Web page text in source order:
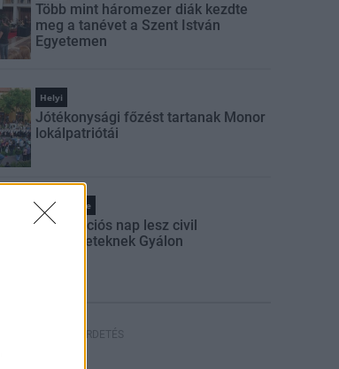
Több mint háromezer diák kezdte
meg a tanévet a Szent István
Egyetemen
Helyi
Jótékonysági főzést tartanak Monor
lokálpatriótái
Pest megye
Információs nap lesz civil
szervezeteknek Gyálon
HIRDETÉS